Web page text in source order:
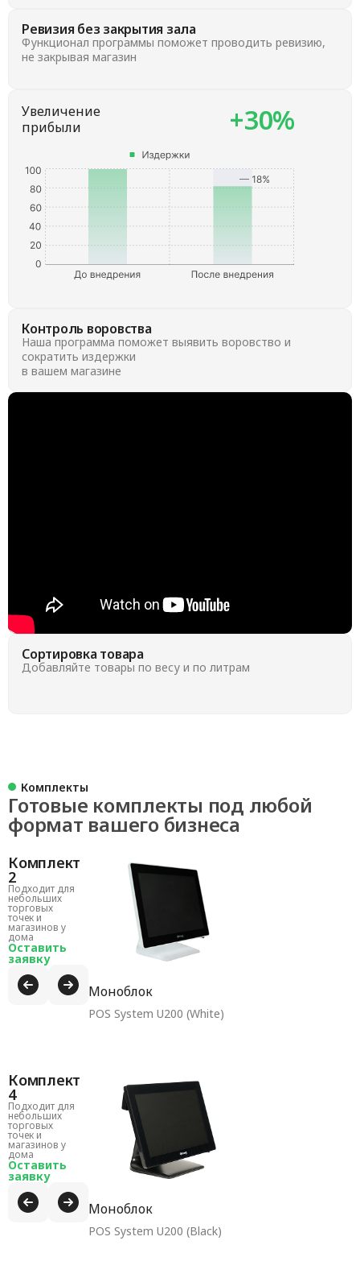
Ревизия без закрытия зала
Функционал программы поможет проводить ревизию,
не закрывая магазин
Увеличение
прибыли
+30%
Контроль воровства
Наша программа поможет выявить воровство и
сократить издержки
в вашем магазине
Сортировка товара
Добавляйте товары по весу и по литрам
Комплекты
Готовые комплекты под любой
формат вашего бизнеса
Комплект
2
Подходит для
небольших
торговых
точек и
магазинов у
дома
Оставить
заявку
Моноблок
POS System U200 (White)
Комплект
4
Подходит для
небольших
торговых
точек и
магазинов у
дома
Оставить
заявку
Моноблок
POS System U200 (Black)